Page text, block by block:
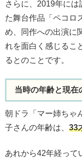
さらに、2019年に
た舞台作品「ペコロ
め、同作への出演に
れを面白く感じるこ
るとのことです。
当時の年齢と現在
朝ドラ「マー姉ちゃ
子さんの年齢は、 33
あれから42年経って